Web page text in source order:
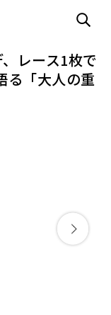
レース1枚で
る「大人の重